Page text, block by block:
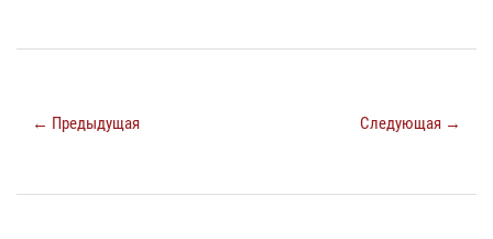
← Предыдущая Следующая →